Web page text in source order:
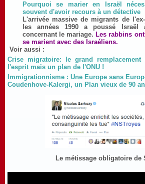
Pourquoi se marier en Israël
souvent d'avoir recours à un détective
L'arrivée massive de migrants de
les années 1990 a poussé
concernant le mariage. Les rabbins
se marient avec des Israéliens.
Voir aussi :
Crise migratoire: le grand
l'esprit mais un plan de l'ONU !
Immigrationnisme : Une Europe sans
Coudenhove-Kalergi, un Plan vieux de 90
Le métissage obligatoire de